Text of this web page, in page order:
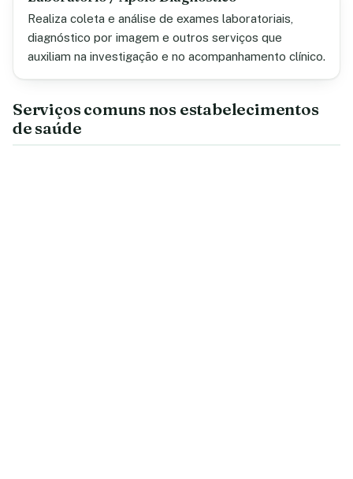
Realiza coleta e análise de exames laboratoriais,
diagnóstico por imagem e outros serviços que
auxiliam na investigação e no acompanhamento clínico.
Serviços comuns nos estabelecimentos
de saúde